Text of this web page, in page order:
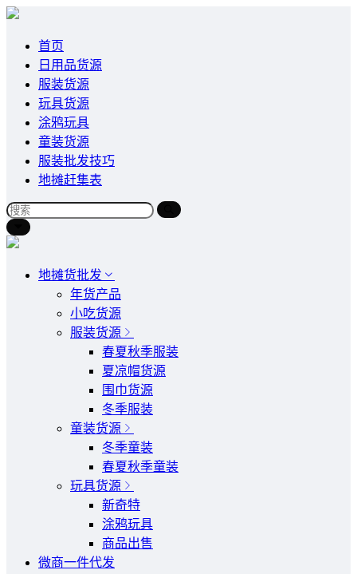
首页
日用品货源
服装货源
玩具货源
涂鸦玩具
童装货源
服装批发技巧
地摊赶集表
地摊货批发
年货产品
小吃货源
服装货源
春夏秋季服装
夏凉帽货源
围巾货源
冬季服装
童装货源
冬季童装
春夏秋季童装
玩具货源
新奇特
涂鸦玩具
商品出售
微商一件代发